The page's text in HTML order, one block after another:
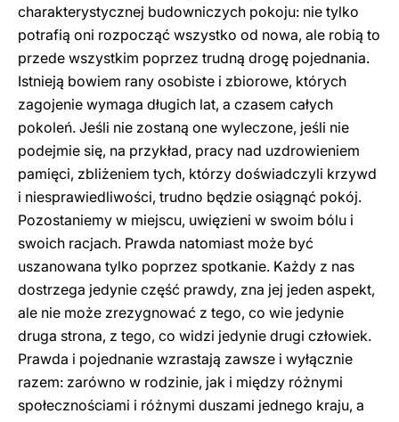
charakterystycznej budowniczych pokoju: nie tylko
potrafią oni rozpocząć wszystko od nowa, ale robią to
przede wszystkim poprzez trudną drogę pojednania.
Istnieją bowiem rany osobiste i zbiorowe, których
zagojenie wymaga długich lat, a czasem całych
pokoleń. Jeśli nie zostaną one wyleczone, jeśli nie
podejmie się, na przykład, pracy nad uzdrowieniem
pamięci, zbliżeniem tych, którzy doświadczyli krzywd
i niesprawiedliwości, trudno będzie osiągnąć pokój.
Pozostaniemy w miejscu, uwięzieni w swoim bólu i
swoich racjach. Prawda natomiast może być
uszanowana tylko poprzez spotkanie. Każdy z nas
dostrzega jedynie część prawdy, zna jej jeden aspekt,
ale nie może zrezygnować z tego, co wie jedynie
druga strona, z tego, co widzi jedynie drugi człowiek.
Prawda i pojednanie wzrastają zawsze i wyłącznie
razem: zarówno w rodzinie, jak i między różnymi
społecznościami i różnymi duszami jednego kraju, a